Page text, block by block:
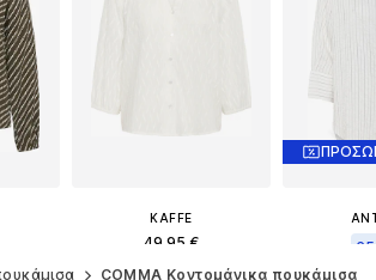
KAFFE
49,95 €
COMMA Κοντομάνικα πουκάμισα